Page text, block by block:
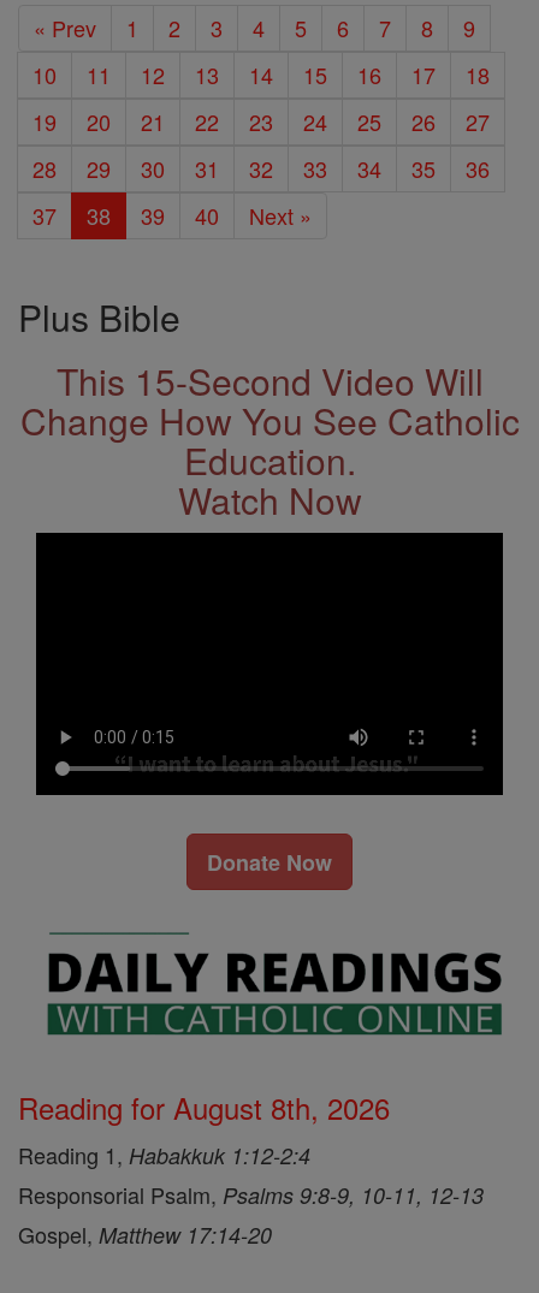
« Prev 1 2 3 4 5 6 7 8
9
10
11 12 13 14 15 16 17
18
19
20 21 22 23 24 25 26
27
28
29 30 31 32 33 34 35
36
37
38 39 40 Next »
Plus Bible
This 15-Second Video Will
Change How You See Catholic
Education.
Watch Now
Donate Now
Reading for August 8th, 2026
Reading 1, Habakkuk 1:12-2:4
Responsorial Psalm, Psalms 9:8-9, 10-11, 12-13
Gospel, Matthew 17:14-20